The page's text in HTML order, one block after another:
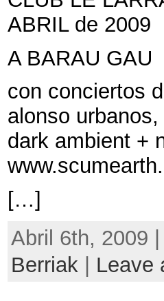
ABRIL de 2009
A BARAU GAU
con conciertos
alonso
dark ambient +
[…]
Abril 6th, 2009
Berriak
Leave